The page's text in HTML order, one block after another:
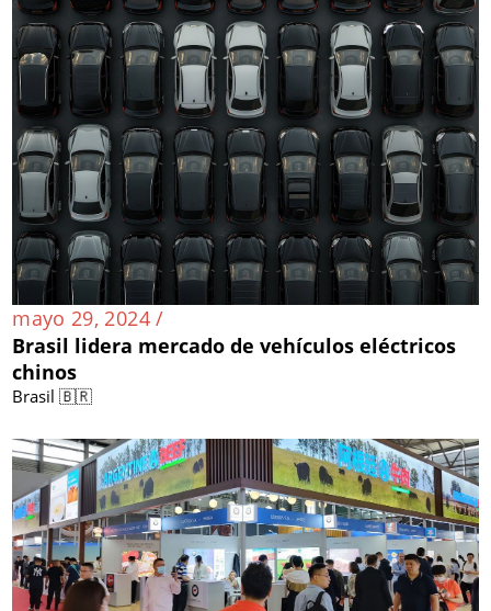
mayo 29, 2024 /
Brasil lidera mercado de vehículos eléctricos
chinos
Brasil 🇧🇷